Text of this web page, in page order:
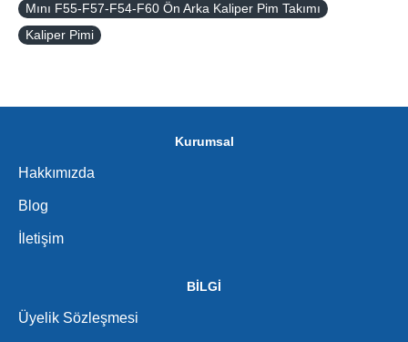
Mını F55-F57-F54-F60 Ön Arka Kaliper Pim Takımı
Kaliper Pimi
Kurumsal
Hakkımızda
Blog
İletişim
BİLGİ
Üyelik Sözleşmesi